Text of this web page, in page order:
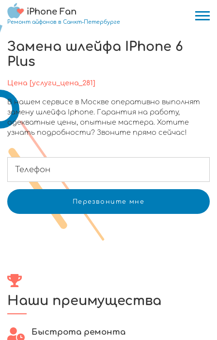
iPhone Fan
Ремонт айфонов в Санкт-Петербурге
Замена шлейфа IPhone 6
Plus
Цена [услуги_цена_281]
В нашем сервисе в Москве оперативно выполнят
замену шлейфа Iphone. Гарантия на работу,
адекватные цены, опытные мастера. Хотите
узнать подробности? Звоните прямо сейчас!
Наши преимущества
Быстрота ремонта